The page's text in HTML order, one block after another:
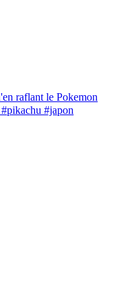
raflant le Pokemon
#japon